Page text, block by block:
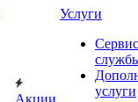
Акции
Услуги
услуги